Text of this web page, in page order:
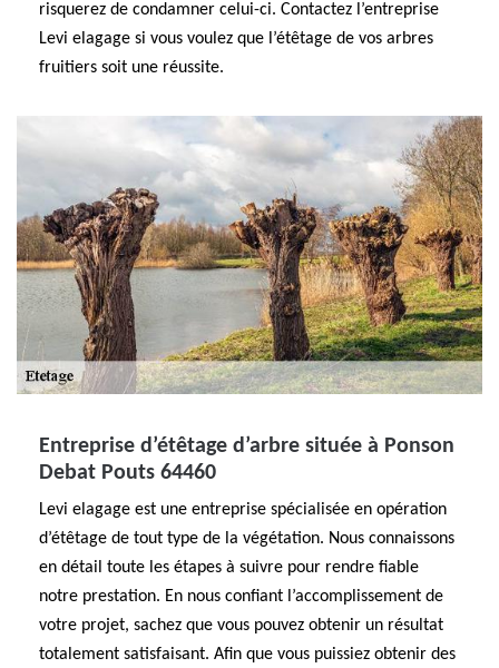
risquerez de condamner celui-ci. Contactez l’entreprise
Levi elagage si vous voulez que l’étêtage de vos arbres
fruitiers soit une réussite.
Entreprise d’étêtage d’arbre située à Ponson
Debat Pouts 64460
Levi elagage est une entreprise spécialisée en opération
d’étêtage de tout type de la végétation. Nous connaissons
en détail toute les étapes à suivre pour rendre fiable
notre prestation. En nous confiant l’accomplissement de
votre projet, sachez que vous pouvez obtenir un résultat
totalement satisfaisant. Afin que vous puissiez obtenir des